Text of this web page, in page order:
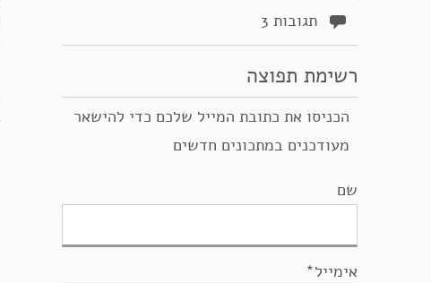
תגובות 3
רשימת תפוצה
הכניסו את כתובת המייל שלכם כדי להישאר
מעודכנים במתכונים חדשים
שם
אימייל*